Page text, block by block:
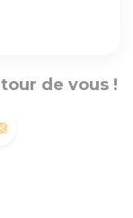
de vous !